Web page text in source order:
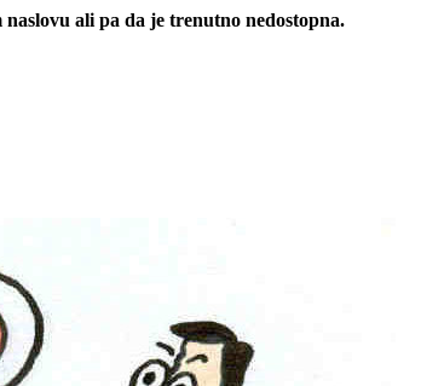
ali pa da je trenutno nedostopna.